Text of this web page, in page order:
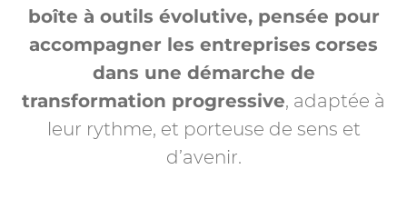
boîte à outils évolutive, pensée pour
accompagner les entreprises corses
dans une démarche de
transformation progressive, adaptée à
leur rythme, et porteuse de sens et
d’avenir.